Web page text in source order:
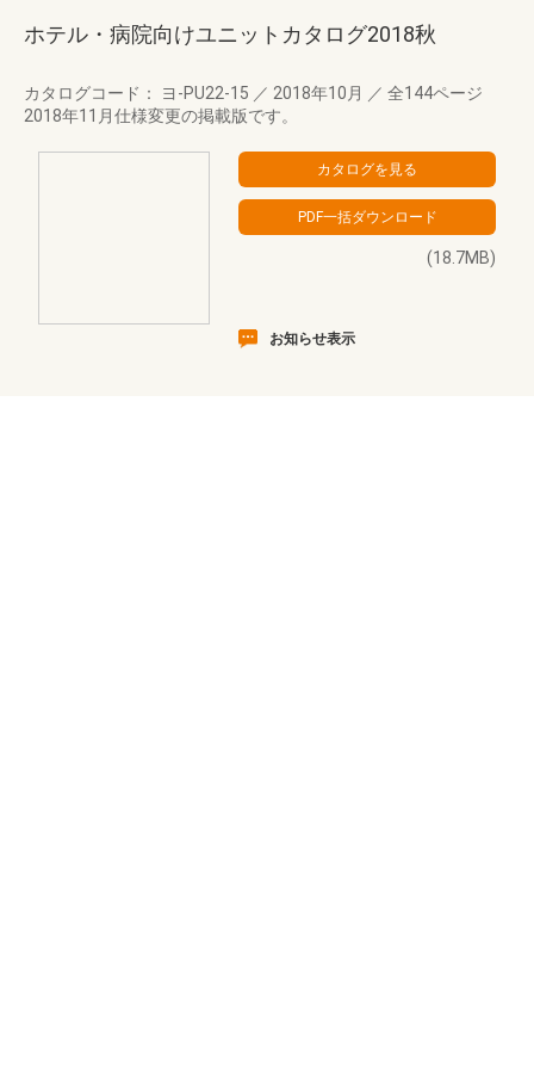
ホテル・病院向けユニットカタログ2018秋
カタログコード： ヨ-PU22-15 ／ 2018年10月 ／ 全144ページ
2018年11月仕様変更の掲載版です。
(18.7MB)
お知らせ表示